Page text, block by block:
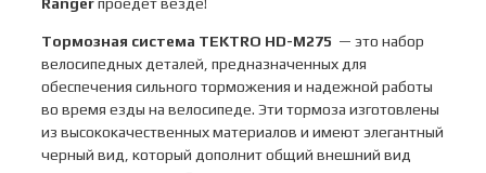
Тормозная система TEKTRO HD-M275 — это набор
велосипедных деталей, предназначенных для
обеспечения сильного торможения и надежной работы
во время езды на велосипеде. Эти тормоза изготовлены
из высококачественных материалов и имеют элегантный
черный вид, который дополнит общий внешний вид